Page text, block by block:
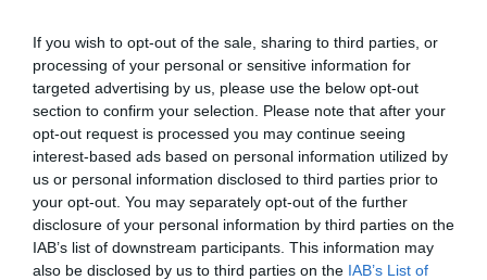
If you wish to opt-out of the sale, sharing to third parties, or
processing of your personal or sensitive information for
targeted advertising by us, please use the below opt-out
section to confirm your selection. Please note that after your
opt-out request is processed you may continue seeing
interest-based ads based on personal information utilized by
us or personal information disclosed to third parties prior to
your opt-out. You may separately opt-out of the further
disclosure of your personal information by third parties on the
IAB’s list of downstream participants. This information may
also be disclosed by us to third parties on the IAB’s List of
ΣΥΝΑΥΛΙΕΣ 2022
Newsletter
Κάθε βδομάδα στο e-mail σας τα τελευταία νέα για
την Τέχνη και τον Πολιτισμό!